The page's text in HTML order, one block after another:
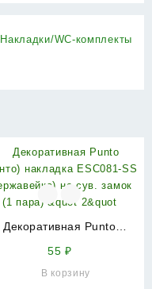
Накладки/WC-комплекты
Декоративная Punto
замок (1 пара) &quot
55₽
В корзину